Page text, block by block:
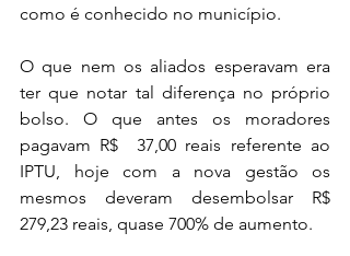
como é conhecido no município.
O que nem os aliados esperavam era
ter que notar tal diferença no próprio
bolso. O que antes os moradores
pagavam R$  37,00 reais referente ao
IPTU, hoje com a nova gestão os
mesmos deveram desembolsar R$
279,23 reais, quase 700% de aumento.